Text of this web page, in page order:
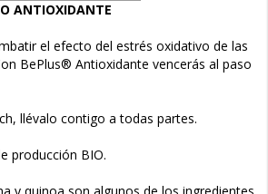
ANTIOXIDANTE
el efecto del estrés oxidativo de las
BePlus® Antioxidante vencerás al paso
llévalo contigo a todas partes.
producción BIO.